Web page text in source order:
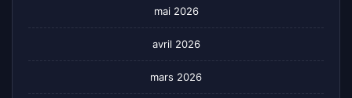
mai 2026
avril 2026
mars 2026